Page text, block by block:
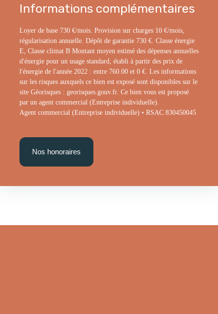
Informations complémentaires
Loyer de base 730 €/mois. Provision sur charges 10 €/mois,
régularisation annuelle. Dépôt de garantie 730 €. Classe énergie
E, Classe climat B Montant moyen estimé des dépenses annuelles
d'énergie pour un usage standard, établi à partir des prix de
l'énergie de l'année 2022 : entre 760.00 et 0 €. Les informations
sur les risques auxquels ce bien est exposé sont disponibles sur le
site Géorisques : georisques.gouv.fr. Ce bien vous est proposé
par un agent commercial (Entreprise individuelle).
Agent commercial (Entreprise individuelle) • RSAC 830450045
Nos honoraires